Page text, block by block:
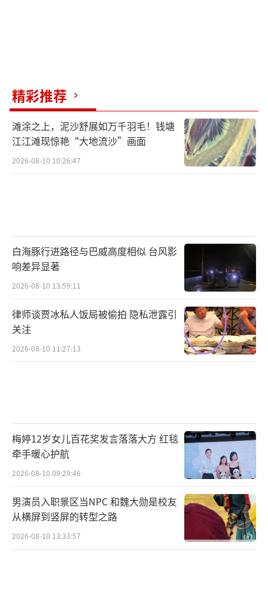
精彩推荐
滩涂之上，泥沙舒展如万千羽毛！钱塘
江江滩现惊艳“大地流沙”画面
2026-08-10 10:26:47
白海豚行进路径与巴威高度相似 台风影
响差异显著
2026-08-10 13:59:11
律师谈贾冰私人饭局被偷拍 隐私泄露引
关注
2026-08-10 11:27:13
梅婷12岁女儿百花奖发言落落大方 红毯
牵手暖心护航
2026-08-10 09:29:46
男演员入职景区当NPC 和魏大勋是校友
从横屏到竖屏的转型之路
2026-08-10 13:33:57